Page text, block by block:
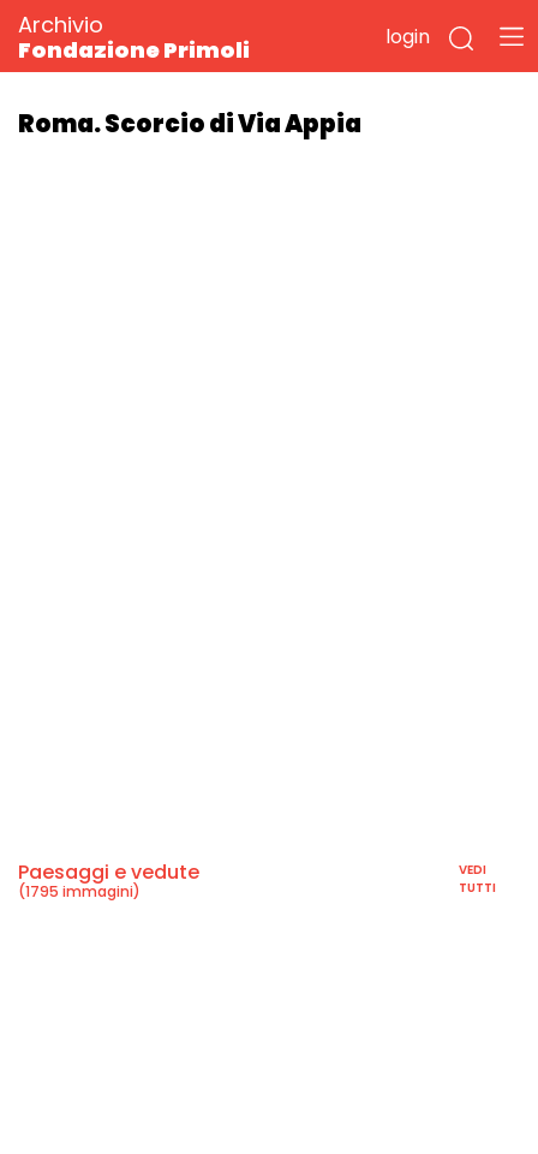
Archivio
Fondazione Primoli
login
Roma. Scorcio di Via Appia
Paesaggi e vedute
(1795 immagini)
VEDI
TUTTI